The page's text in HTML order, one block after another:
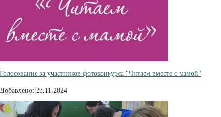
Голосование за участников фотоконкурса "Читаем вместе с мамой"
Добавлено: 23.11.2024